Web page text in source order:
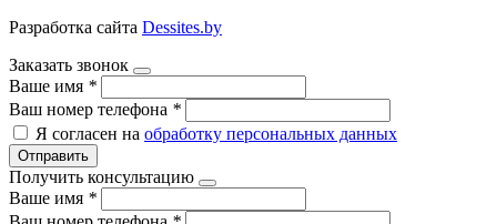
Разработка сайта Dessites.by
Заказать звонок
Ваше имя *
Ваш номер телефона *
Я согласен на обработку персональных данных
Отправить
Получить консультацию
Ваше имя *